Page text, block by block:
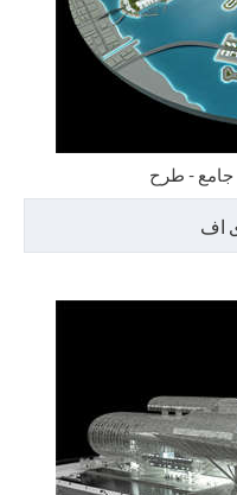
جامع - طرح
اف